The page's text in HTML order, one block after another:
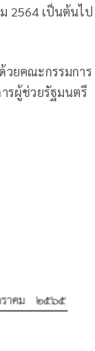
2564 เป็นต้นไป
วยคณะกรรมการ
รผู้ช่วยรัฐมนตรี